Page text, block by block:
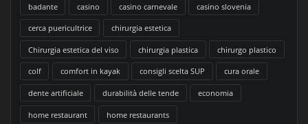
badante casino casino carnevale casino slovenia
cerca puericultrice chirurgia estetica
Chirurgia estetica del viso chirurgia plastica chirurgo plastico
colf comfort in kayak consigli scelta SUP cura orale
dente artificiale durabilità delle tende economia
home restaurant home restaurants